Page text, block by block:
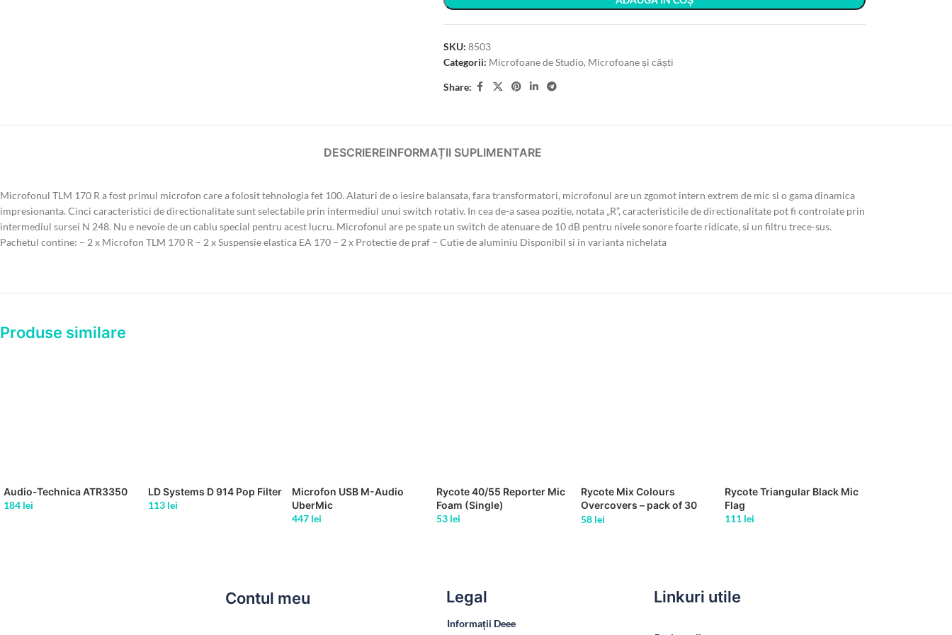
SKU: 8503
Categorii: Microfoane de Studio, Microfoane și căști
Share:
DESCRIEREINFORMAȚII SUPLIMENTARE
Microfonul TLM 170 R a fost primul microfon care a folosit tehnologia fet 100. Alaturi de o iesire balansata, fara transformatori, microfonul are un zgomot intern extrem de mic si o gama dinamica
impresionanta. Cinci caracteristici de directionalitate sunt selectabile prin intermediul unui switch rotativ. In cea de-a sasea pozitie, notata „R”, caracteristicile de directionalitate pot fi controlate prin
intermediul sursei N 248. Nu e nevoie de un cablu special pentru acest lucru. Microfonul are pe spate un switch de atenuare de 10 dB pentru nivele sonore foarte ridicate, si un filtru trece-sus.
Pachetul contine: – 2 x Microfon TLM 170 R – 2 x Suspensie elastica EA 170 – 2 x Protectie de praf – Cutie de aluminiu Disponibil si in varianta nichelata
Produse similare
Audio-Technica ATR3350
184 lei
LD Systems D 914 Pop Filter
113 lei
Microfon USB M-Audio
UberMic
447 lei
Rycote 40/55 Reporter Mic
Foam (Single)
53 lei
Rycote Mix Colours
Overcovers – pack of 30
uses
58 lei
Rycote Triangular Black Mic
Flag
111 lei
Contul meu Legal
Informații Deee
Linkuri utile